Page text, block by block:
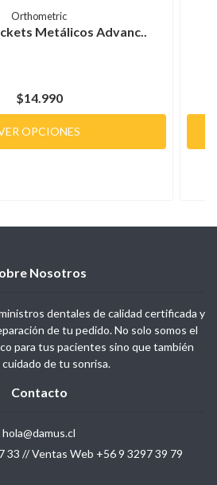
Orthometric
Metálicos Advanc..
$14.990
OPCIONES
Nosotros
dentales de calidad certificada y
de tu pedido. No solo somos el
para tus pacientes sino que también
cuidado de tu sonrisa.
Contacto
hola@damus.cl
33 // Ventas Web +56 9 3297 39 79